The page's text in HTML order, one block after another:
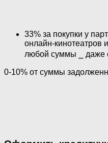
33% за покупки у
онлайн-кинотеатров
любой суммы ⎯ даже
0-10% от суммы